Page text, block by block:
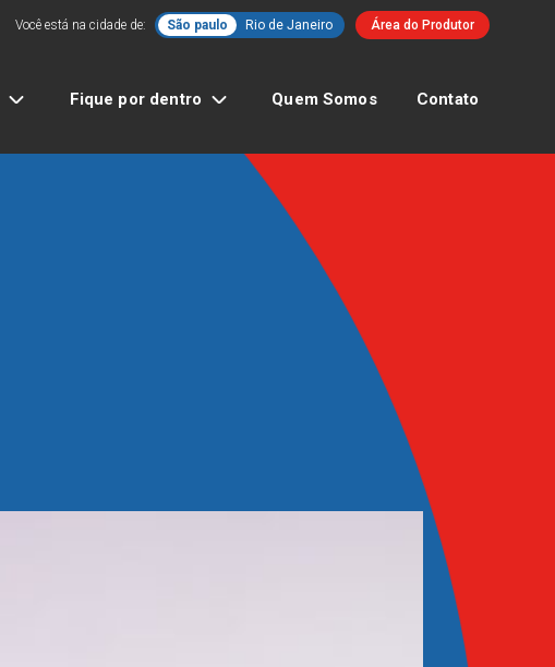
Você está na cidade de: São paulo Rio de Janeiro Área do Produtor
Fique por dentro Quem Somos Contato